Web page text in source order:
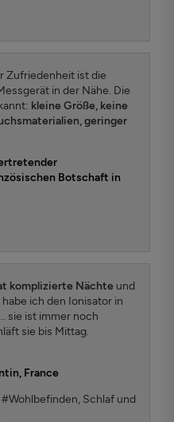
Zufriedenheit ist die
in der Nähe. Die
kleine Größe, keine
geringer
Botschaft in
komplizierte Nächteund
ich den Ionisator in
sie ist immer noch
sie bis Mittag.
France
#Wohlbefinden, Schlaf und